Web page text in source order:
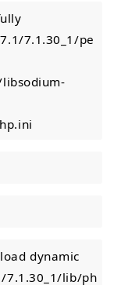
7.1.30_1/pe
dynamic
7.1.30_1/lib/ph